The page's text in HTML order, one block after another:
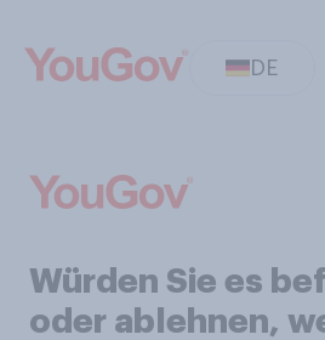
DE
Würden Sie es
oder ablehnen,